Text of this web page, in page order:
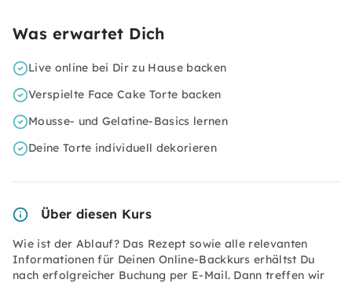
Was erwartet Dich
Live online bei Dir zu Hause backen
Verspielte Face Cake Torte backen
Mousse- und Gelatine-Basics lernen
Deine Torte individuell dekorieren
Über diesen Kurs
Wie ist der Ablauf? Das Rezept sowie alle relevanten
Informationen für Deinen Online-Backkurs erhältst Du
nach erfolgreicher Buchung per E-Mail. Dann treffen wir